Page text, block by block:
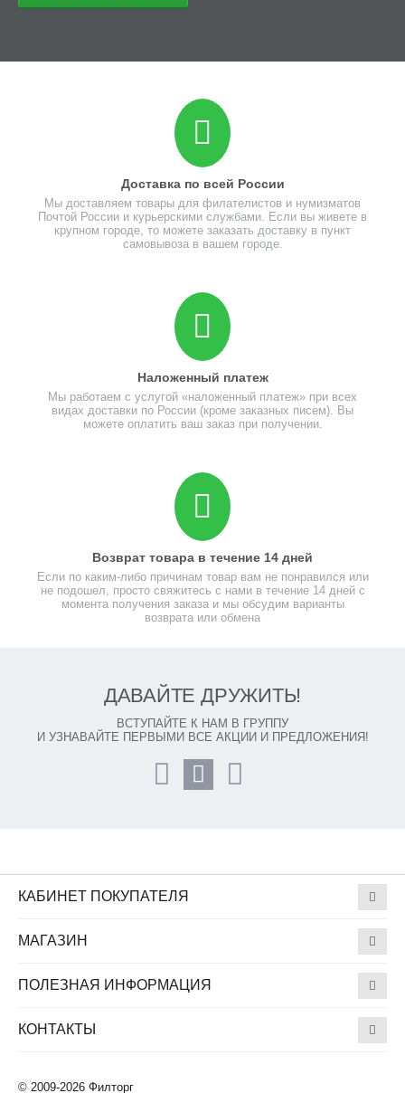
Доставка по всей России
Мы доставляем товары для филателистов и нумизматов
Почтой России и курьерскими службами. Если вы живете в
крупном городе, то можете заказать доставку в пункт
самовывоза в вашем городе.
Наложенный платеж
Мы работаем с услугой «наложенный платеж» при всех
видах доставки по России (кроме заказных писем). Вы
можете оплатить ваш заказ при получении.
Возврат товара в течение 14 дней
Если по каким-либо причинам товар вам не понравился или
не подошел, просто свяжитесь с нами в течение 14 дней с
момента получения заказа и мы обсудим варианты
возврата или обмена
ДАВАЙТЕ ДРУЖИТЬ!
ВСТУПАЙТЕ К НАМ В ГРУППУ
И УЗНАВАЙТЕ ПЕРВЫМИ ВСЕ АКЦИИ И ПРЕДЛОЖЕНИЯ!
КАБИНЕТ ПОКУПАТЕЛЯ
МАГАЗИН
ПОЛЕЗНАЯ ИНФОРМАЦИЯ
КОНТАКТЫ
© 2009-2026 Филторг